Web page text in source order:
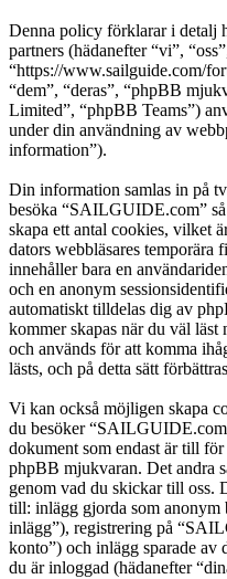
Denna policy förklarar i detalj
partners (hädanefter “vi”,
“https://www.sailguide.com/
“dem”, “deras”, “phpBB
Limited”, “phpBB Teams”)
under din användning av
information”).
Din information samlas in på
besöka “SAILGUIDE.com”
skapa ett antal cookies, vilket
dators webbläsares temporära
innehåller bara en
och en anonym
automatiskt tilldelas dig av
kommer skapas när du väl
och används för att komma
lästs, och på detta sätt
Vi kan också möjligen skapa
du besöker
dokument som endast är till
phpBB mjukvaran. Det andra
genom vad du skickar till oss.
till: inlägg gjorda som anonym
inlägg”), registrering på
konto”) och inlägg sparade av
du är inloggad (hädanefter